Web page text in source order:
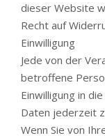
dieser Website
Recht auf
Einwilligung
Jede von der
betroffene
Einwilligung in
Daten jederzeit
Wenn Sie von